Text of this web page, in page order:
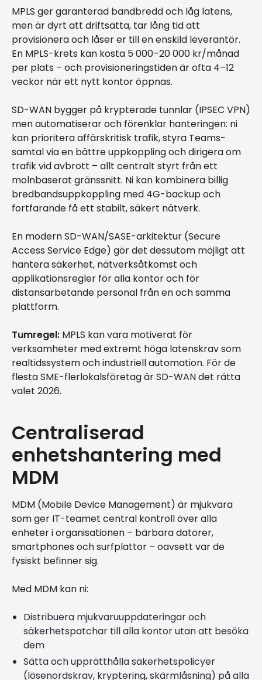
MPLS ger garanterad bandbredd och låg latens,
men är dyrt att driftsätta, tar lång tid att
provisionera och låser er till en enskild leverantör.
En MPLS-krets kan kosta 5 000–20 000 kr/månad
per plats – och provisioneringstiden är ofta 4–12
veckor när ett nytt kontor öppnas.
SD-WAN bygger på krypterade tunnlar (IPSEC VPN)
men automatiserar och förenklar hanteringen: ni
kan prioritera affärskritisk trafik, styra Teams-
samtal via en bättre uppkoppling och dirigera om
trafik vid avbrott – allt centralt styrt från ett
molnbaserat gränssnitt. Ni kan kombinera billig
bredbandsuppkoppling med 4G-backup och
fortfarande få ett stabilt, säkert nätverk.
En modern SD-WAN/SASE-arkitektur (Secure
Access Service Edge) gör det dessutom möjligt att
hantera säkerhet, nätverksåtkomst och
applikationsregler för alla kontor och för
distansarbetande personal från en och samma
plattform.
Tumregel: MPLS kan vara motiverat för
verksamheter med extremt höga latenskrav som
realtidssystem och industriell automation. För de
flesta SME-flerlokalsföretag är SD-WAN det rätta
valet 2026.
Centraliserad
enhetshantering med
MDM
MDM (Mobile Device Management) är mjukvara
som ger IT-teamet central kontroll över alla
enheter i organisationen – bärbara datorer,
smartphones och surfplattor – oavsett var de
fysiskt befinner sig.
Med MDM kan ni:
Distribuera mjukvaruuppdateringar och
säkerhetspatchar till alla kontor utan att besöka
dem
Sätta och upprätthålla säkerhetspolicyer
(lösenordskrav, kryptering, skärmlåsning) på alla